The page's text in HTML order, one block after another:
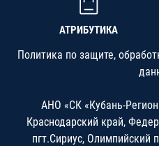
АТРИБУТИКА
Политика по защите,
АНО «СК «Кубань-
Краснодарский край,
пгт.Сириус, Олимпийский